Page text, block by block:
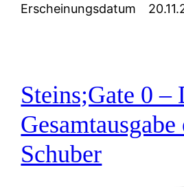
Erscheinungsdatum
Steins;Gate 0 –
Gesamtausgabe
Schuber